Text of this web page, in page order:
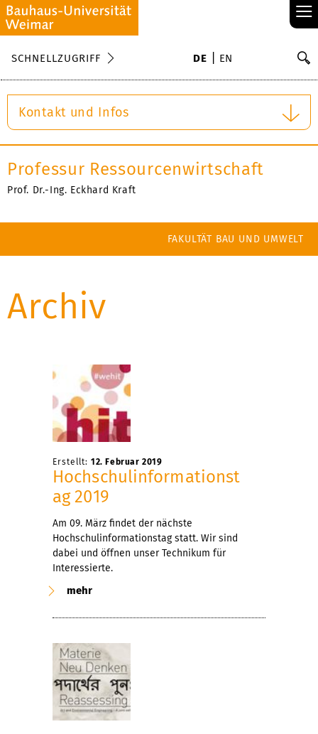
≡
SCHNELLZUGRIFF DE EN
Kontakt und Infos
Professur Ressourcenwirtschaft
Prof. Dr.-Ing. Eckhard Kraft
FAKULTÄT BAU UND UMWELT
Archiv
Erstellt: 12. Februar 2019
Hochschulinformationst
ag 2019
Am 09. März findet der nächste
Hochschulinformationstag statt. Wir sind
dabei und öffnen unser Technikum für
Interessierte.
mehr